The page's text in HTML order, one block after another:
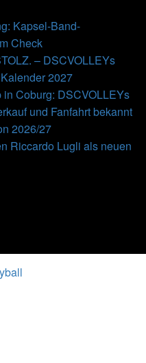
Kapsel-Band-
Check
– DSCVOLLEYs
2027
Coburg: DSCVOLLEYs
und Fanfahrt bekannt
2026/27
Riccardo Lugli als neuen